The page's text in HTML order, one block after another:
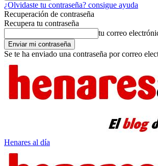
¿Olvidaste tu contraseña? consigue ayuda
Recuperación de contraseña
Recupera tu contraseña
tu correo
Se te ha enviado una contraseña por correo
Henares al día